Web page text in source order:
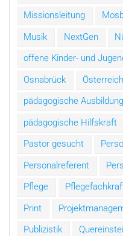
Missionsleitung
Musik
NextGen
offene Kinder- und
Osnabrück
Österreich
pädagogische Ausbildung
pädagogische Hilfskraft
Pastor gesucht
Personalreferent
Pflege
Print
Publizistik